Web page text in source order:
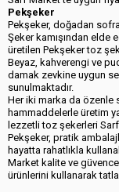
Pekşeker
Pekşeker, doğadan
Şeker kamışından elde
üretilen Pekşeker toz
Beyaz, kahverengi ve
damak zevkine uygun
sunulmaktadır.
Her iki marka da özenle
hammaddelerle üretim
lezzetli toz şekerleri
Pekşeker, pratik
hayatta rahatlıkla
Market kalite ve
ürünlerini kullanarak